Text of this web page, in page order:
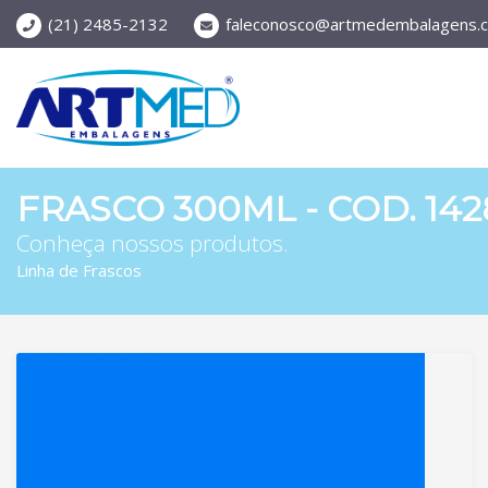
(21) 2485-2132
FRASCO 300ML - COD.
Conheça nossos produtos.
Linha de Frascos